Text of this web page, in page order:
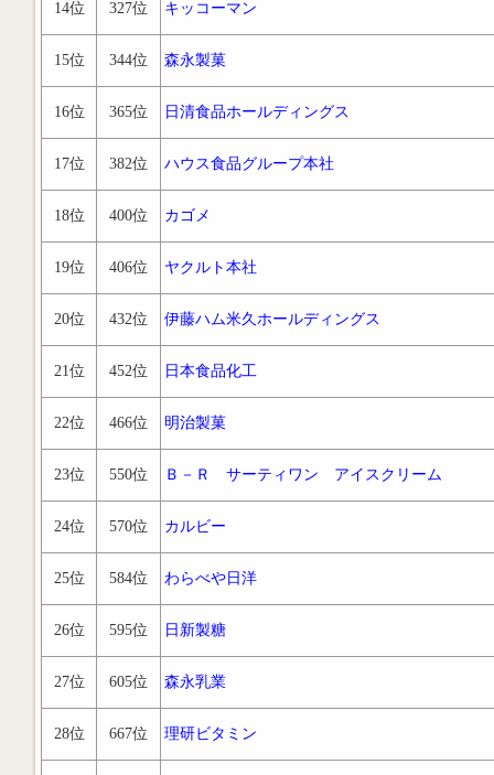
14位 327位 キッコーマン
15位 344位 森永製菓
16位 365位 日清食品ホールディングス
17位 382位 ハウス食品グループ本社
18位 400位 カゴメ
19位 406位 ヤクルト本社
20位 432位 伊藤ハム米久ホールディングス
21位 452位 日本食品化工
22位 466位 明治製菓
23位 550位 Ｂ－Ｒ サーティワン アイスクリーム
24位 570位 カルビー
25位 584位 わらべや日洋
26位 595位 日新製糖
27位 605位 森永乳業
28位 667位 理研ビタミン